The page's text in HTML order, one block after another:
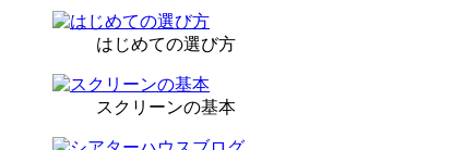
はじめての選び方
スクリーンの基本